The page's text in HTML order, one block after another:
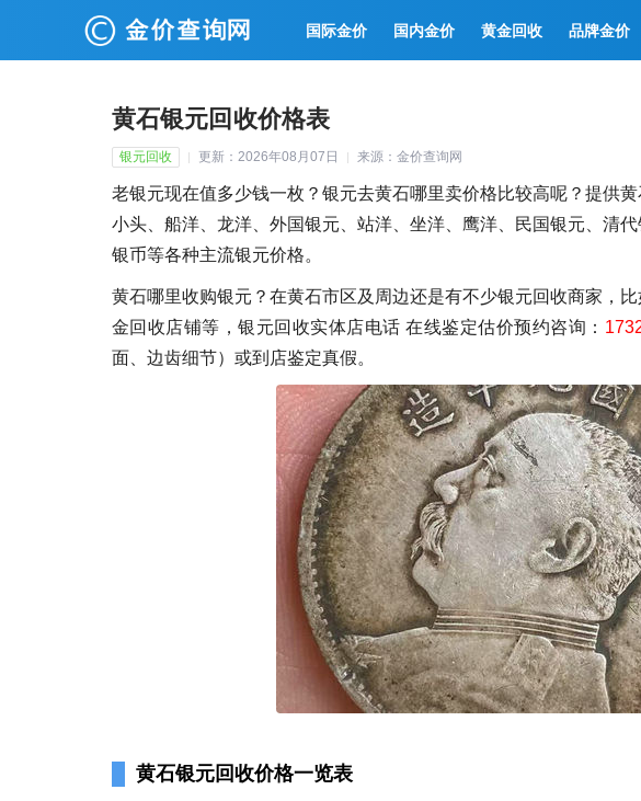
国际金价 国内金价 黄金回收 品牌金价
黄石银元回收价格表
银元回收 更新：2026年08月07日 来源：金价查询网
老银元现在值多少钱一枚？银元去黄石哪里卖价格比较高呢？提供
小头、船洋、龙洋、外国银元、站洋、坐洋、鹰洋、民国银元、清
银币等各种主流银元价格。
黄石哪里收购银元？在黄石市区及周边还是有不少银元回收商家，
金回收店铺等，银元回收实体店电话 在线鉴定估价预约咨询：
面、边齿细节）或到店鉴定真假。
黄石银元回收价格一览表